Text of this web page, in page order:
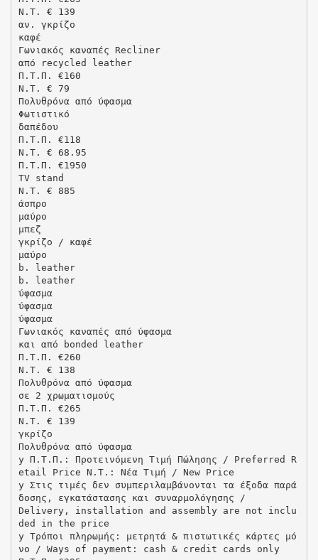
N.T. € 139
αν. γκρίζο
καφέ
Γωνιακός καναπές Recliner
από recycled leather
Π.Τ.Π. €160
N.T. € 79
Πολυθρόνα από ύφασμα
Φωτιστικό
δαπέδου
Π.Τ.Π. €118
N.T. € 68.95
Π.Τ.Π. €1950
TV stand
N.T. € 885
άσπρο
μαύρο
μπεζ
γκρίζο / καφέ
μαύρο
b. leather
b. leather
ύφασμα
ύφασμα
ύφασμα
Γωνιακός καναπές από ύφασμα
και από bonded leather
Π.Τ.Π. €260
N.T. € 138
Πολυθρόνα από ύφασμα
σε 2 χρωματισμούς
Π.Τ.Π. €265
N.T. € 139
γκρίζο
Πολυθρόνα από ύφασμα
y Π.Τ.Π.: Προτεινόμενη Τιμή Πώλησης / Preferred R
etail Price N.T.: Νέα Τιμή / New Price
y Στις τιμές δεν συμπεριλαμβάνονται τα έξοδα παρά
δοσης, εγκατάστασης και συναρμολόγησης /
Delivery, installation and assembly are not inclu
ded in the price
y Τρόποι πληρωμής: μετρητά & πιστωτικές κάρτες μό
νο / Ways of payment: cash & credit cards only